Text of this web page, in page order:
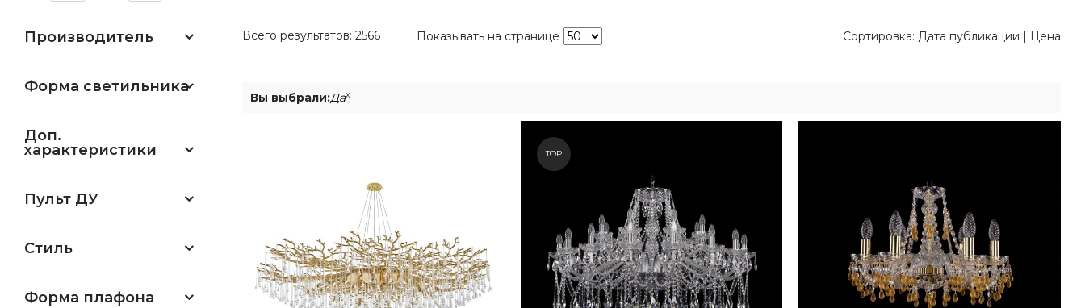
Всего результатов: 2566 Показывать на странице Сортировка: Дата публикации | Цена
Вы выбрали:Даx
TOP
Производитель
Форма светильника
Доп.
характеристики
Пульт ДУ
Стиль
Форма плафона